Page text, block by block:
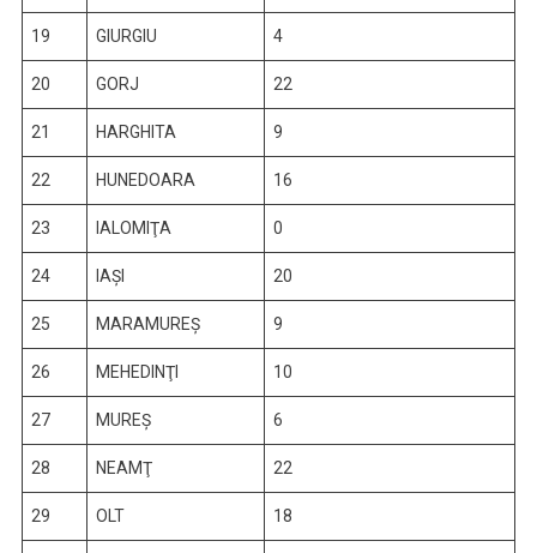
19 GIURGIU 4
20 GORJ 22
21 HARGHITA 9
22 HUNEDOARA 16
23 IALOMIŢA 0
24 IAŞI 20
25 MARAMUREŞ 9
26 MEHEDINŢI 10
27 MUREŞ 6
28 NEAMŢ 22
29 OLT 18